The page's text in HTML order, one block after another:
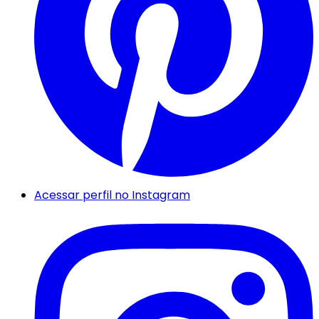
Acessar perfil no Instagram